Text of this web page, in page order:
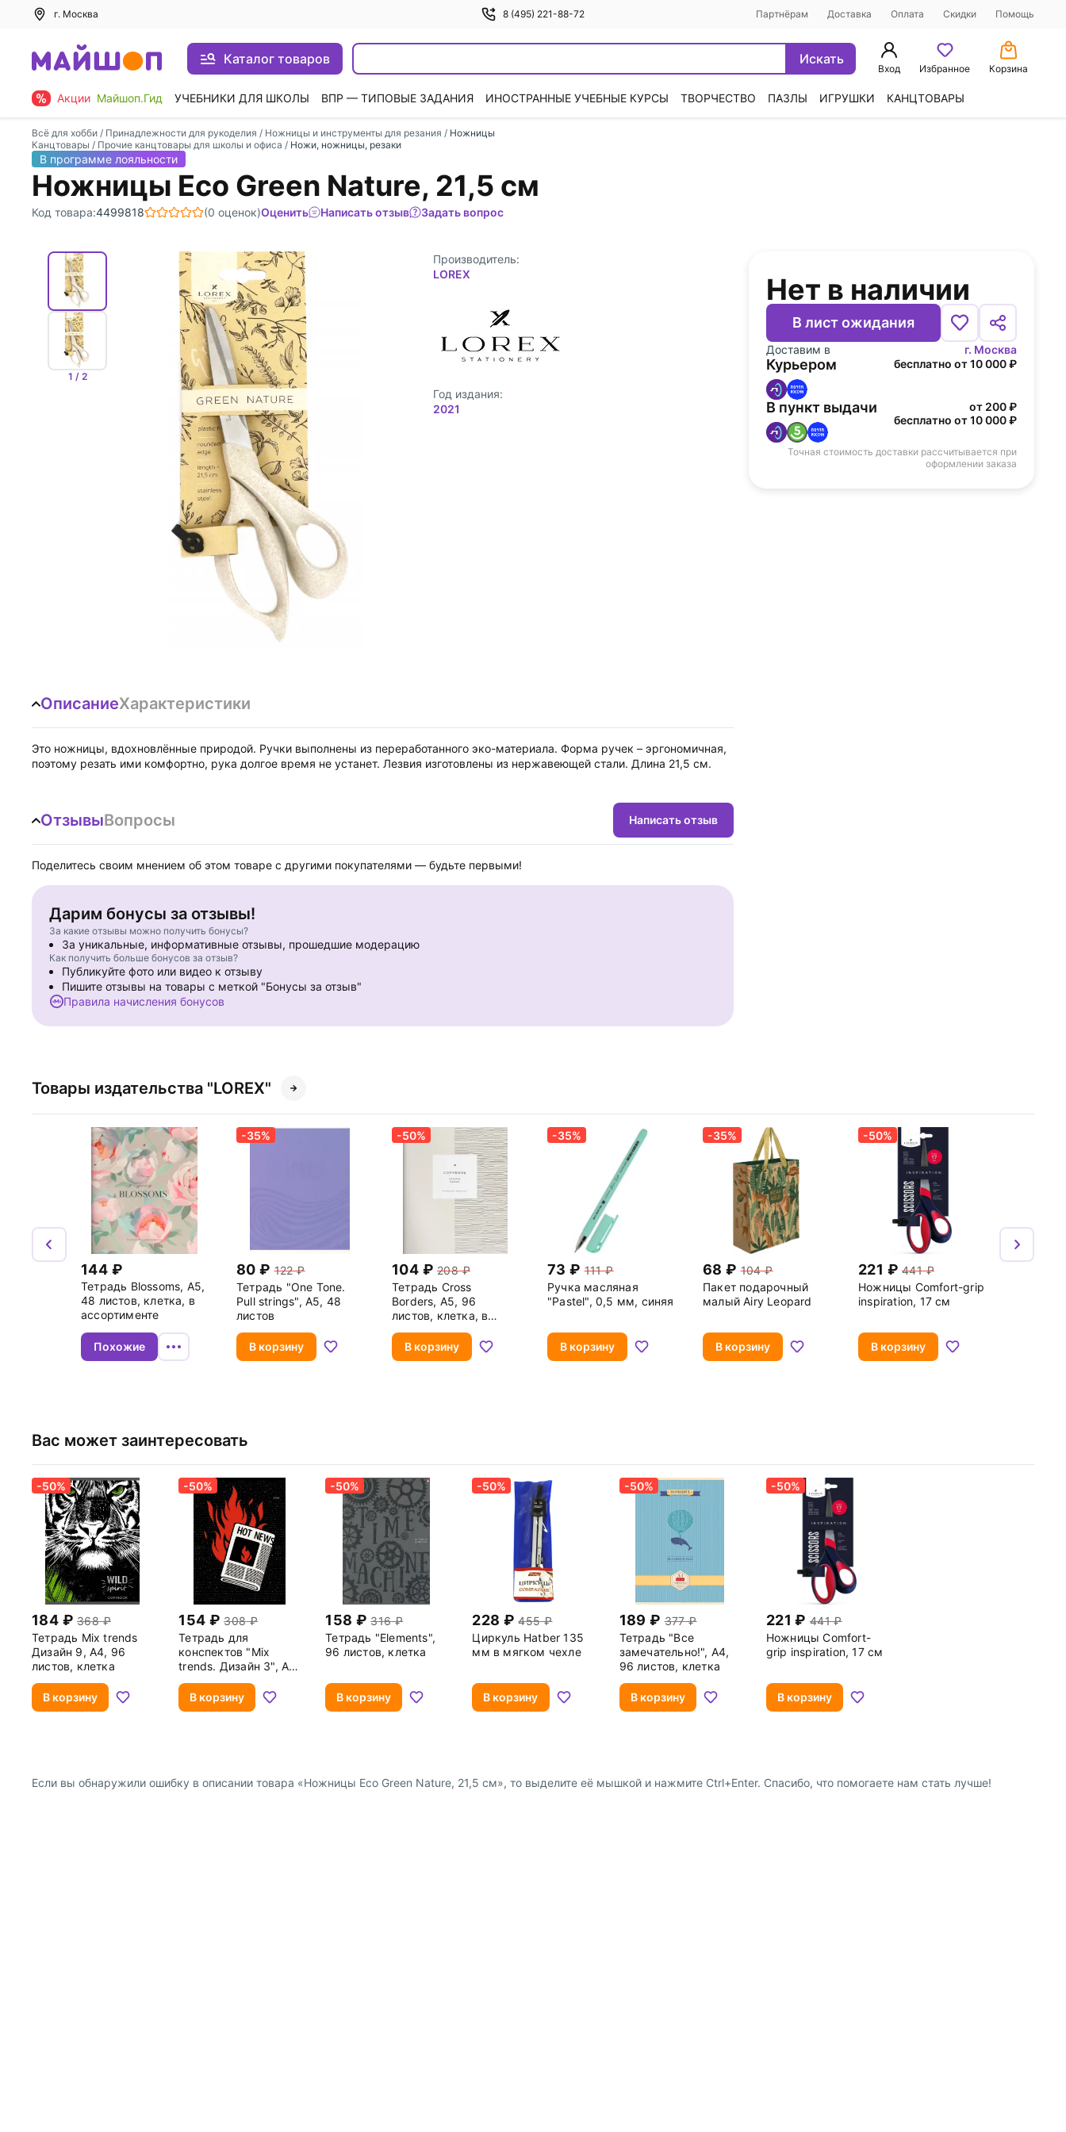
г. Москва 8 (495) 221-88-72 Партнёрам Доставка Оплата Скидки Помощь
Каталог товаров Искать
Вход Избранное Корзина
Акции Майшоп.Гид УЧЕБНИКИ ДЛЯ ШКОЛЫ ВПР — ТИПОВЫЕ ЗАДАНИЯ ИНОСТРАННЫЕ УЧЕБНЫЕ КУРСЫ ТВОРЧЕСТВО ПАЗЛЫ ИГРУШКИ КАНЦТОВАРЫ
Всё для хобби / Принадлежности для рукоделия / Ножницы и инструменты для резания / Ножницы
Канцтовары / Прочие канцтовары для школы и офиса / Ножи, ножницы, резаки
В программе лояльности
Ножницы Eco Green Nature, 21,5 см
Код товара:4499818 (0 оценок)Оценить Написать отзыв Задать вопрос
1 / 2
Нет в наличии
В лист ожидания
Доставим в г. Москва
Курьером бесплатно от 10 000 ₽
В пункт выдачи
от 200 ₽
бесплатно от 10 000 ₽
Точная стоимость доставки рассчитывается при
оформлении заказа
Производитель:
LOREX
Год издания:
2021
ОписаниеХарактеристики
Это ножницы, вдохновлённые природой. Ручки выполнены из переработанного эко-материала. Форма ручек – эргономичная,
поэтому резать ими комфортно, рука долгое время не устанет. Лезвия изготовлены из нержавеющей стали. Длина 21,5 см.
ОтзывыВопросы Написать отзыв
Поделитесь своим мнением об этом товаре с другими покупателями — будьте первыми!
Дарим бонусы за отзывы!
За какие отзывы можно получить бонусы?
За уникальные, информативные отзывы, прошедшие модерацию
Как получить больше бонусов за отзыв?
Публикуйте фото или видео к отзыву
Пишите отзывы на товары с меткой "Бонусы за отзыв"
Правила начисления бонусов
Товары издательства "LOREX"
144
Тетрадь Blossoms, A5,
48 листов, клетка, в
ассортименте
Похожие
-35%
80
122
Тетрадь "One Tone.
Pull strings", А5, 48
листов
В корзину
-50%
104
208
Тетрадь Cross
Borders, A5, 96
листов, клетка, в
ассортименте
В корзину
-35%
73
111
Ручка масляная
"Pastel", 0,5 мм, синяя
В корзину
-35%
68
104
Пакет подарочный
малый Airy Leopard
В корзину
-50%
221
441
Ножницы Comfort-grip
inspiration, 17 см
В корзину
Вас может заинтересовать
-50%
184
368
Тетрадь Mix trends
Дизайн 9, А4, 96
листов, клетка
В корзину
-50%
154
308
Тетрадь для
конспектов "Mix
trends. Дизайн 3", А4,
96 листов, клетка
В корзину
-50%
158
316
Тетрадь "Elements",
96 листов, клетка
В корзину
-50%
228
455
Циркуль Hatber 135
мм в мягком чехле
В корзину
-50%
189
377
Тетрадь "Все
замечательно!", А4,
96 листов, клетка
В корзину
-50%
221
441
Ножницы Comfort-
grip inspiration, 17 см
В корзину
Если вы обнаружили ошибку в описании товара «Ножницы Eco Green Nature, 21,5 см», то выделите её мышкой и нажмите Ctrl+Enter. Спасибо, что помогаете нам стать лучше!